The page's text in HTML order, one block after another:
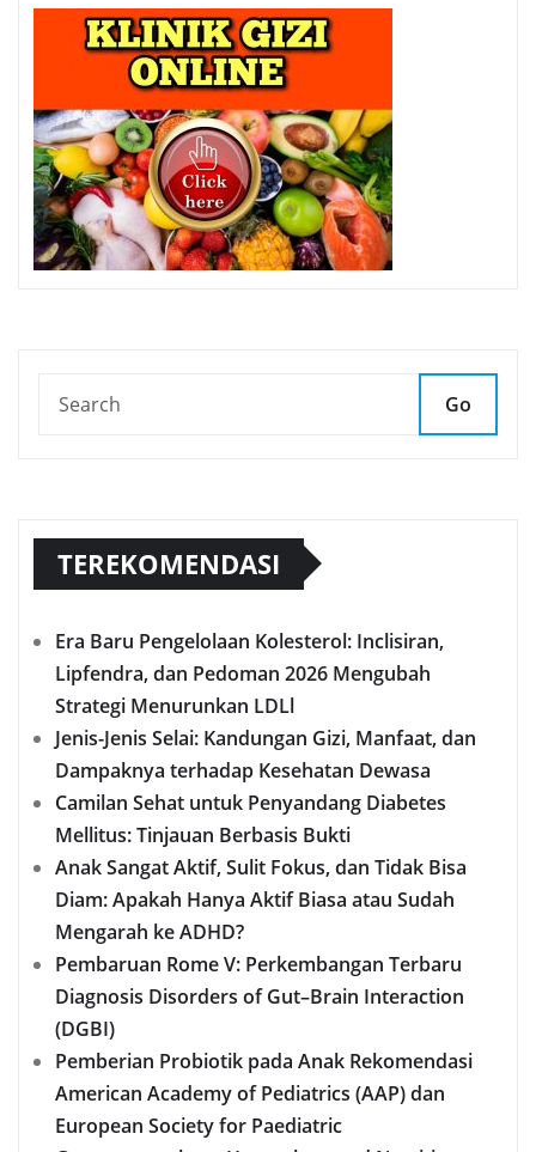
Go
TEREKOMENDASI
Era Baru Pengelolaan Kolesterol: Inclisiran,
Lipfendra, dan Pedoman 2026 Mengubah
Strategi Menurunkan LDLl
Jenis-Jenis Selai: Kandungan Gizi, Manfaat, dan
Dampaknya terhadap Kesehatan Dewasa
Camilan Sehat untuk Penyandang Diabetes
Mellitus: Tinjauan Berbasis Bukti
Anak Sangat Aktif, Sulit Fokus, dan Tidak Bisa
Diam: Apakah Hanya Aktif Biasa atau Sudah
Mengarah ke ADHD?
Pembaruan Rome V: Perkembangan Terbaru
Diagnosis Disorders of Gut–Brain Interaction
(DGBI)
Pemberian Probiotik pada Anak Rekomendasi
American Academy of Pediatrics (AAP) dan
European Society for Paediatric